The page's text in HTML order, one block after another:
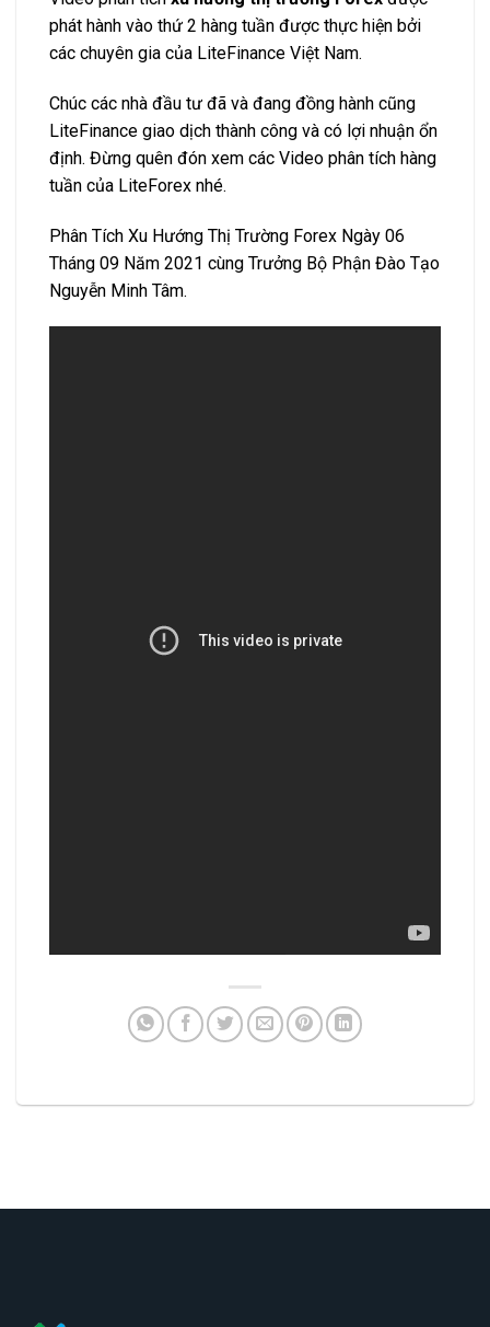
phát hành vào thứ 2 hàng tuần được thực hiện bởi
các chuyên gia của LiteFinance Việt Nam.
Chúc các nhà đầu tư đã và đang đồng hành cũng
LiteFinance giao dịch thành công và có lợi nhuận ổn
định. Đừng quên đón xem các Video phân tích hàng
tuần của LiteForex nhé.
Phân Tích Xu Hướng Thị Trường Forex Ngày 06
Tháng 09 Năm 2021 cùng Trưởng Bộ Phận Đào Tạo
Nguyễn Minh Tâm.